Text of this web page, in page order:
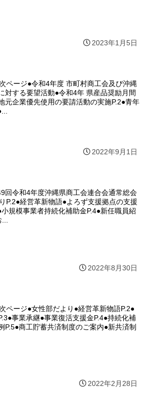
2023年1月5日
ページ●令和4年度 市町村商工会及び沖縄
する要望活動●令和4年 県産品奨励月間
企業優先使用の要請活動の実施P.2●青年
2022年9月1日
回令和4年度沖縄県商工会連合会通常総会
P.2●経営革新物語●よろず支援拠点の支援
規模事業者持続化補助金P.4●新任職員紹
...
2022年8月30日
ページ●女性部だより●経営革新物語P.2●
事業承継●事業復活支援金P.4●持続化補
P.5●商工貯蓄共済制度のご案内●新共済制
2022年2月28日